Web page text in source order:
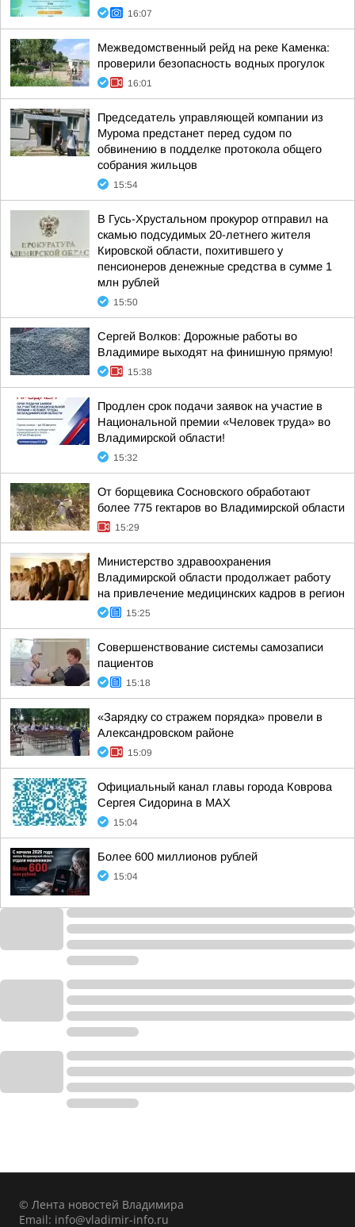
16:07
Межведомственный рейд на реке Каменка:
проверили безопасность водных прогулок
16:01
Председатель управляющей компании из
Мурома предстанет перед судом по
обвинению в подделке протокола общего
собрания жильцов
15:54
В Гусь-Хрустальном прокурор отправил на
скамью подсудимых 20-летнего жителя
Кировской области, похитившего у
пенсионеров денежные средства в сумме 1
млн рублей
15:50
Сергей Волков: Дорожные работы во
Владимире выходят на финишную прямую!
15:38
Продлен срок подачи заявок на участие в
Национальной премии «Человек труда» во
Владимирской области!
15:32
От борщевика Сосновского обработают
более 775 гектаров во Владимирской области
15:29
Министерство здравоохранения
Владимирской области продолжает работу
на привлечение медицинских кадров в регион
15:25
Совершенствование системы самозаписи
пациентов
15:18
«Зарядку со стражем порядка» провели в
Александровском районе
15:09
Официальный канал главы города Коврова
Сергея Сидорина в МАХ
15:04
Более 600 миллионов рублей
15:04
© Лента новостей Владимира
Email: info@vladimir-info.ru